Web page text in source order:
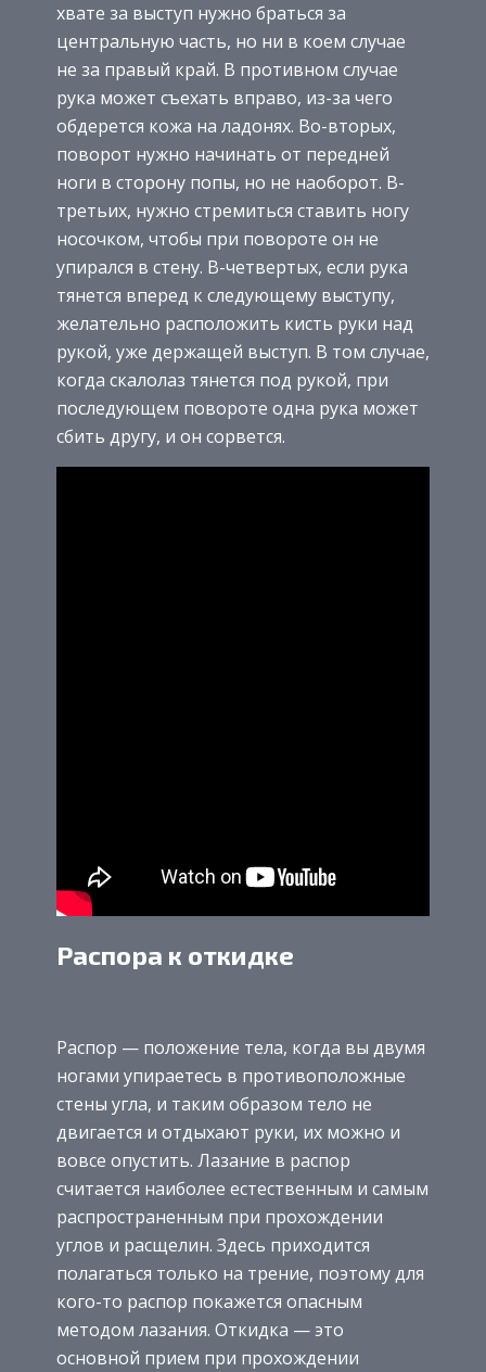
хвате за выступ нужно браться за
центральную часть, но ни в коем случае
не за правый край. В противном случае
рука может съехать вправо, из-за чего
обдерется кожа на ладонях. Во-вторых,
поворот нужно начинать от передней
ноги в сторону попы, но не наоборот. В-
третьих, нужно стремиться ставить ногу
носочком, чтобы при повороте он не
упирался в стену. В-четвертых, если рука
тянется вперед к следующему выступу,
желательно расположить кисть руки над
рукой, уже держащей выступ. В том случае,
когда скалолаз тянется под рукой, при
последующем повороте одна рука может
сбить другу, и он сорвется.
Распора к откидке
Распор — положение тела, когда вы двумя
ногами упираетесь в противоположные
стены угла, и таким образом тело не
двигается и отдыхают руки, их можно и
вовсе опустить. Лазание в распор
считается наиболее естественным и самым
распространенным при прохождении
углов и расщелин. Здесь приходится
полагаться только на трение, поэтому для
кого-то распор покажется опасным
методом лазания. Откидка — это
основной прием при прохождении